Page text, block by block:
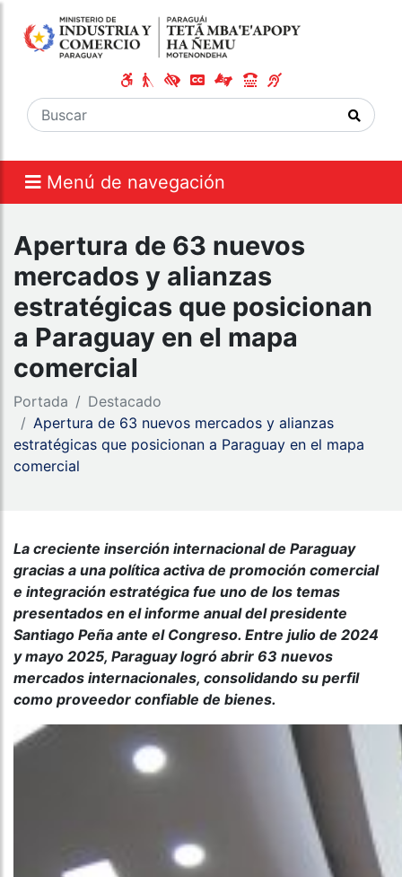
Menú de navegación
Apertura de 63 nuevos
mercados y alianzas
estratégicas que posicionan
a Paraguay en el mapa
comercial
Portada
Destacado
Apertura de 63 nuevos mercados y alianzas
estratégicas que posicionan a Paraguay en el mapa
comercial
La creciente inserción internacional de Paraguay
gracias a una política activa de promoción comercial
e integración estratégica fue uno de los temas
presentados en el informe anual del presidente
Santiago Peña ante el Congreso. Entre julio de 2024
y mayo 2025, Paraguay logró abrir 63 nuevos
mercados internacionales, consolidando su perfil
como proveedor confiable de bienes.